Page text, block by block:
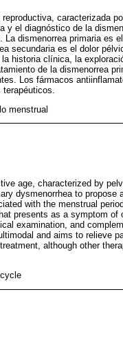
caracterizada
el diagnóstico de la
dismenorrea primaria es
secundaria es el dolor
historia clínica, la
de la dismenorrea
Los fármacos
menstrual
age, characterized by
dysmenorrhea to propose
with the menstrual
presents as a symptom of
examination, and
and aims to relieve
although other